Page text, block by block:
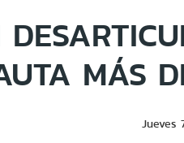
MÁS
Jueves